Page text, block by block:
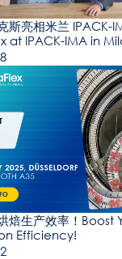
斯亮相米兰 IPACK-
at IPACK-IMA in
焙生产效率！Boost
Efficiency!